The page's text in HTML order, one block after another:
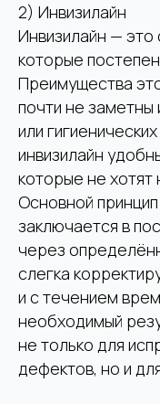
2) Инвизилайн
Инвизилайн — это
которые
Преимущества
почти не заметны
или
инвизилайн
которые не хотят
Основной
заключается в
через
слегка
и с течением
необходимый
не только для
дефектов, но и